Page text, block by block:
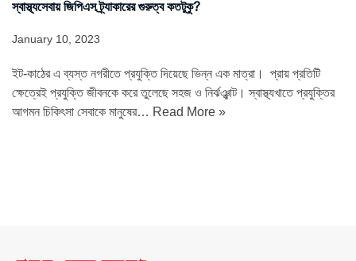
স্বাস্থ্যসেবায় জিপিএস ট্র্যাকারের গুরুত্ব কতটুকু?
January 10, 2023
ইট-কাঠের এ ব্যস্ত নগরীতে প্রযুক্তি দিয়েছে ভিন্ন এক মাত্রা। প্রায় প্রতিটি
ক্ষেত্রেই প্রযুক্তি জীবনকে করে তুলেছে সহজ ও নির্ঝঞ্ঝাট। স্বাস্থ্যখাতে প্রযুক্তির
আগমন চিকিৎসা সেবাকে মানুষের… Read More »